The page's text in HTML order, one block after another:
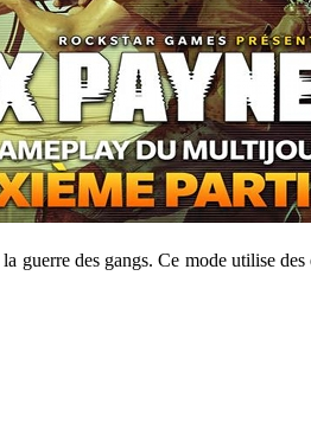
guerre des gangs. Ce mode utilise